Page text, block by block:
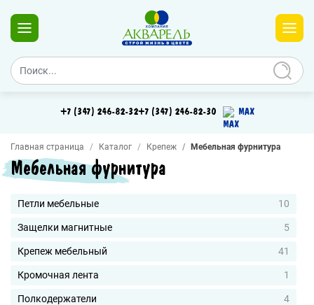
+7 (347) 246-82-32+7 (347) 246-82-30 MAX
Главная страница Каталог Крепеж Мебельная фурнитура
Мебельная фурнитура
Петли мебельные 10
Защелки магнитные 5
Крепеж мебельный 41
Кромочная лента 1
Полкодержатели 4